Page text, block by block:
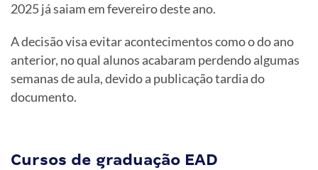
2025 já saiam em fevereiro deste ano.
A decisão visa evitar acontecimentos como o do ano
anterior, no qual alunos acabaram perdendo algumas
semanas de aula, devido a publicação tardia do
documento.
Cursos de graduação EAD